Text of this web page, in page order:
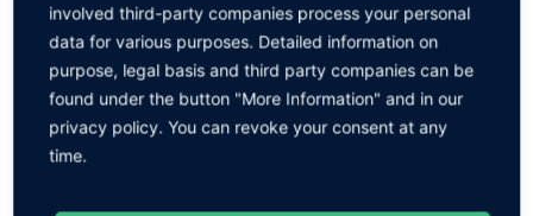
involved third-party companies process your personal
data for various purposes. Detailed information on
purpose, legal basis and third party companies can be
found under the button "More Information" and in our
privacy policy. You can revoke your consent at any
time.